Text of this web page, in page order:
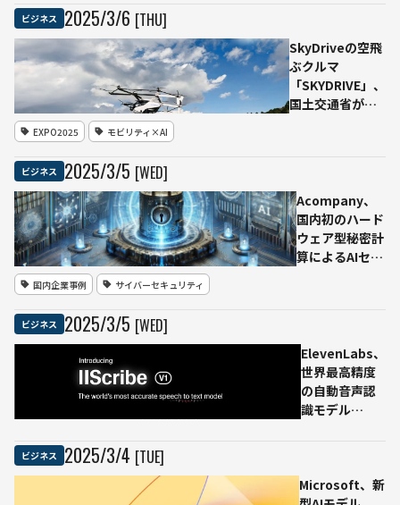
応、
観光
言葉
ポート
バイザ
ー『ナ
ビジネス 2025/3/6 [THU]
SkyDriveの空飛
ぶクルマ
「SKYDRIVE」、
国土交通省が型
を予定
EXPO2025 モビリティ×AI
ビジネス 2025/3/5 [WED]
Acompany、
国内初のハード
ウェア型秘密計
算によるAIセキ
CleanRoom」
を提供開始
国内企業事例 サイバーセキュリティ
ビジネス 2025/3/5 [WED]
ElevenLabs、
世界最高精度
の自動音声認
識モデル
ビジネス 2025/3/4 [TUE]
Microsoft、新